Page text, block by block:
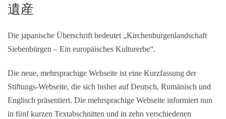
遺産
Die japanische Überschrift bedeutet „Kirchenburgenlandschaft
Siebenbürgen – Ein europäisches Kulturerbe“.
Die neue, mehrsprachige Webseite ist eine Kurzfassung der
Stiftungs-Webseite, die sich bisher auf Deutsch, Rumänisch und
Englisch präsentiert. Die mehrsprachige Webseite informiert nun
in fünf kurzen Textabschnitten und in zehn verschiedenen